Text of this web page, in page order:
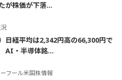
が株価が下落...
）日経平均は2,342円高の66,300円で
AI・半導体銘...
フール米国株情報